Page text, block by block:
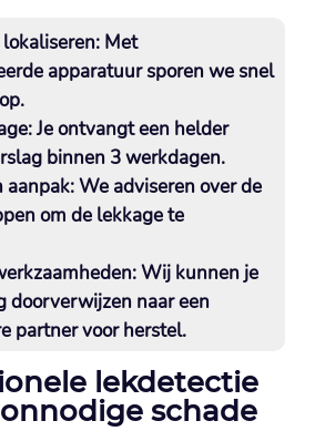
Met
apparatuur sporen we snel
Je ontvangt een helder
binnen 3 werkdagen.​
aanpak:We adviseren over de
om de lekkage te
Wij kunnen je
doorverwijzen naar een
partner voor herstel.​
lekdetectie
schade